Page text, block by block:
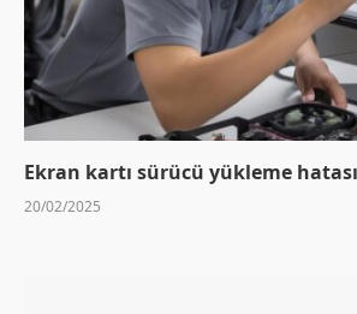
Ekran kartı sürücü yükleme
20/02/2025